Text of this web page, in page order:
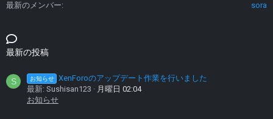
最新のメンバー
sora
最新の投稿
S お知らせ XenForoのアップデート作業を行いました
最新: Sushisan123
月曜日 02:04
お知らせ